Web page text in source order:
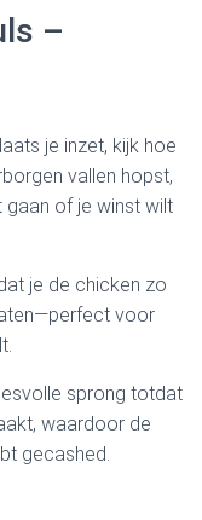
–
je inzet, kijk hoe
vallen hopst,
gaan of je winst wilt
je de chicken zo
voor
sprong totdat
waardoor de
gecashed.